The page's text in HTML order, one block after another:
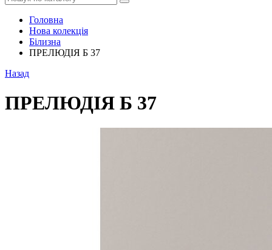
Головна
Нова колекція
Білизна
ПРЕЛЮДІЯ Б 37
Назад
ПРЕЛЮДІЯ Б 37